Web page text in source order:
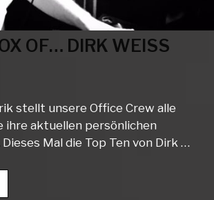
OF… DIRK WEISS
stellt unsere Office Crew alle
ihre aktuellen persönlichen
Mal die Top Ten von Dirk …